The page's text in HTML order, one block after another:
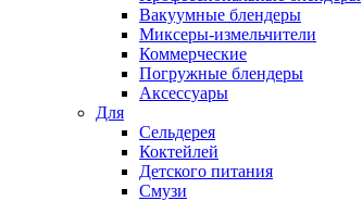
Вакуумные блендеры
Миксеры-измельчители
Коммерческие
Погружные блендеры
Аксессуары
Для
Сельдерея
Коктейлей
Детского питания
Смузи